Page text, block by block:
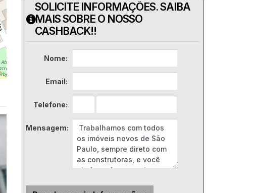
SOLICITE INFORMAÇÕES. SAIBA
MAIS SOBRE O NOSSO
CASHBACK!!
Nome:
Email:
Telefone:
Mensagem: